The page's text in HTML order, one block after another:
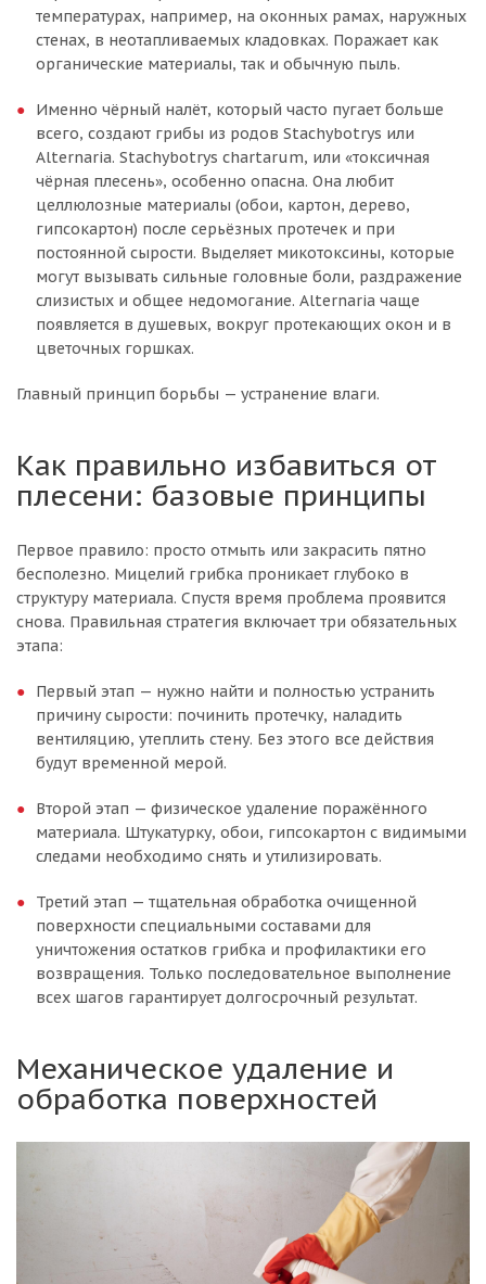
температурах, например, на оконных рамах, наружных
стенах, в неотапливаемых кладовках. Поражает как
органические материалы, так и обычную пыль.
Именно чёрный налёт, который часто пугает больше
всего, создают грибы из родов Stachybotrys или
Alternaria. Stachybotrys chartarum, или «токсичная
чёрная плесень», особенно опасна. Она любит
целлюлозные материалы (обои, картон, дерево,
гипсокартон) после серьёзных протечек и при
постоянной сырости. Выделяет микотоксины, которые
могут вызывать сильные головные боли, раздражение
слизистых и общее недомогание. Alternaria чаще
появляется в душевых, вокруг протекающих окон и в
цветочных горшках.
Главный принцип борьбы — устранение влаги.
Как правильно избавиться от
плесени: базовые принципы
Первое правило: просто отмыть или закрасить пятно
бесполезно. Мицелий грибка проникает глубоко в
структуру материала. Спустя время проблема проявится
снова. Правильная стратегия включает три обязательных
этапа:
Первый этап — нужно найти и полностью устранить
причину сырости: починить протечку, наладить
вентиляцию, утеплить стену. Без этого все действия
будут временной мерой.
Второй этап — физическое удаление поражённого
материала. Штукатурку, обои, гипсокартон с видимыми
следами необходимо снять и утилизировать.
Третий этап — тщательная обработка очищенной
поверхности специальными составами для
уничтожения остатков грибка и профилактики его
возвращения. Только последовательное выполнение
всех шагов гарантирует долгосрочный результат.
Механическое удаление и
обработка поверхностей